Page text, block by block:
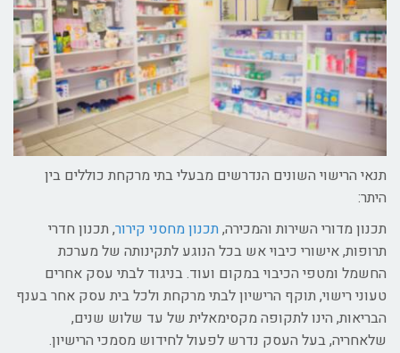
תנאי הרישוי השונים הנדרשים מבעלי בתי מרקחת כוללים בין
היתר:
תכנון מדורי השירות והמכירה,תכנון מחסני קירור, תכנון חדרי
תרופות, אישורי כיבוי אש בכל הנוגע לתקינותה של מערכת
החשמל ומטפי הכיבוי במקום ועוד. בניגוד לבתי עסק אחרים
טעוני רישוי, תוקף הרישיון לבתי מרקחת ולכל בית עסק אחר בענף
הבריאות, הינו לתקופה מקסימאלית של עד שלוש שנים,
שלאחריה, בעל העסק נדרש לפעול לחידוש מסמכי הרישיון.